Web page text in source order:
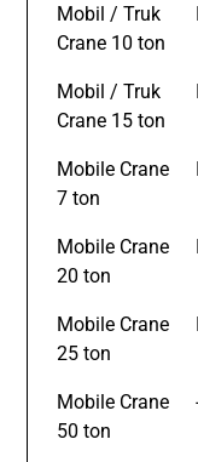
Mobil / Truk
Crane 10 ton
Mobil / Truk
Crane 15 ton
Mobile Crane
7 ton
Mobile Crane
20 ton
Mobile Crane
25 ton
Mobile Crane
50 ton